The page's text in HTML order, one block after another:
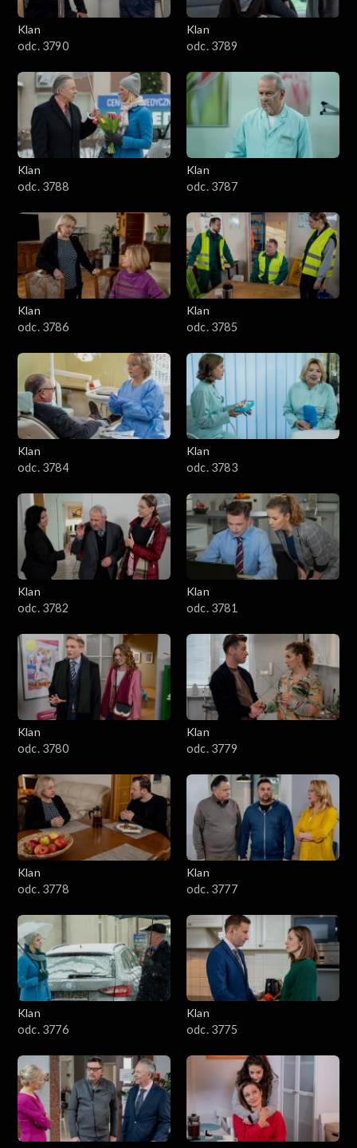
2701–2800
2501–2600
2401–2500
2301–2400
2201–2300
2101–2200
2001–2100
1901–2000
1801–1900
1701–1800
1601–1700
1501–1600
1401–1500
1301–1400
1201–1300
1101–1200
1001–1100
901–1000
801–900
701–800
601–700
501–600
401–500
301–400
201–300
101–200
1–100
Klan
odc. 3790
Klan
odc. 3789
Klan
odc. 3788
Klan
odc. 3787
Klan
odc. 3786
Klan
odc. 3785
Klan
odc. 3784
Klan
odc. 3783
Klan
odc. 3782
Klan
odc. 3781
Klan
odc. 3780
Klan
odc. 3779
Klan
odc. 3778
Klan
odc. 3777
Klan
odc. 3776
Klan
odc. 3775